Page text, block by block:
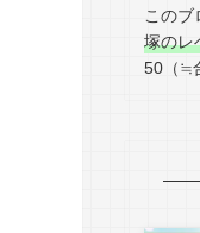
このブ
塚のレ
50（≒